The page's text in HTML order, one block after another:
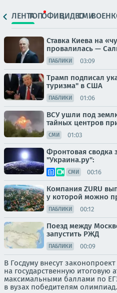
ЛЕНТАТОПОФИЦ.ВИДЕОСМИ
Ставка Киева на
провалилась —
ПАБЛИКИ 03:09
Трамп подписал
туризма" в США
ПАБЛИКИ 01:06
ВСУ ушли под
тайных центров
СМИ 01:03
Фронтовая сводка
"Украина.ру":
СМИ 00:16
Компания ZURU
у которой можно
ПАБЛИКИ 00:12
Поезд между
запустить РЖД
ПАБЛИКИ 00:09
В Госдуму внесут
на государственную итоговую
максимальными баллами по
в вузах победителям